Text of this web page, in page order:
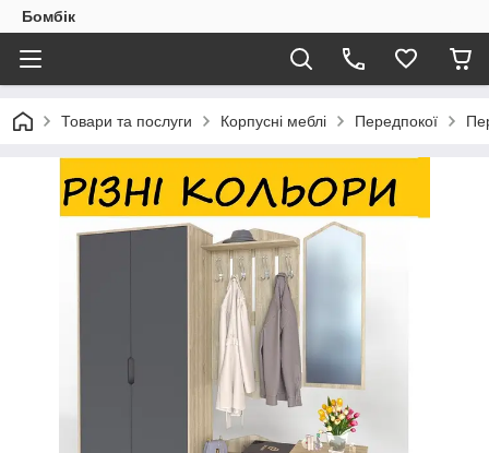
Бомбік
Товари та послуги Корпусні меблі Передпокої